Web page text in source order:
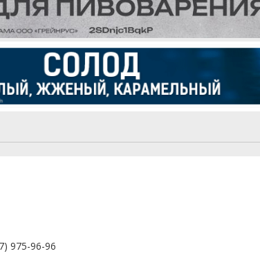
975-96-96